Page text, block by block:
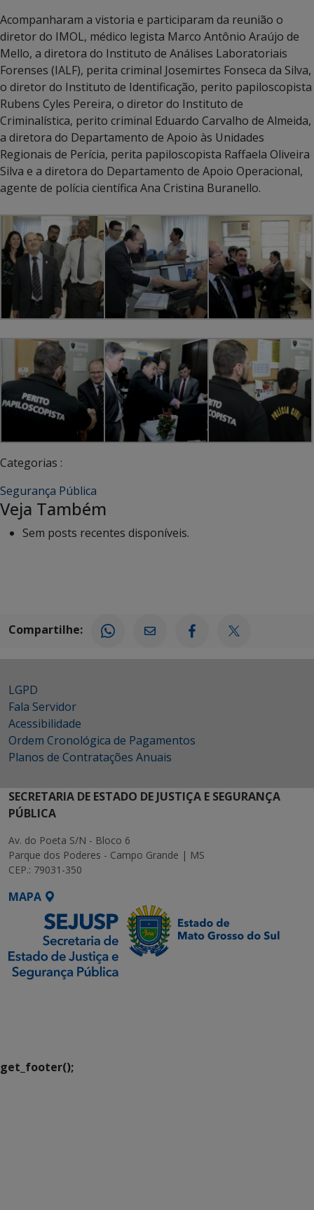
Acompanharam a vistoria e participaram da reunião o
diretor do IMOL, médico legista Marco Antônio Araújo de
Mello, a diretora do Instituto de Análises Laboratoriais
Forenses (IALF), perita criminal Josemirtes Fonseca da Silva,
o diretor do Instituto de Identificação, perito papiloscopista
Rubens Cyles Pereira, o diretor do Instituto de
Criminalística, perito criminal Eduardo Carvalho de Almeida,
a diretora do Departamento de Apoio às Unidades
Regionais de Perícia, perita papiloscopista Raffaela Oliveira
Silva e a diretora do Departamento de Apoio Operacional,
agente de polícia científica Ana Cristina Buranello.
Categorias :
Segurança Pública
Veja Também
Sem posts recentes disponíveis.
Compartilhe:
LGPD
Fala Servidor
Acessibilidade
Ordem Cronológica de Pagamentos
Planos de Contratações Anuais
SECRETARIA DE ESTADO DE JUSTIÇA E SEGURANÇA
PÚBLICA
Av. do Poeta S/N - Bloco 6
Parque dos Poderes - Campo Grande | MS
CEP.: 79031-350
MAPA
get_footer();